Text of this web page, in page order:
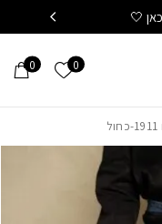
🤍
0 הרשימה
0